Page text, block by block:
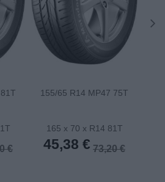
€
155/65 R14 MP47 75T
165 x 70 x R14 81T
45,38 € 73,20 €